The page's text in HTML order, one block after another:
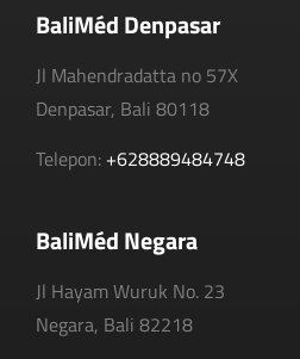
BaliMéd Denpasar
Jl Mahendradatta no 57X
Denpasar, Bali 80118
Telepon: +628889484748
BaliMéd Negara
Jl Hayam Wuruk No. 23
Negara, Bali 82218